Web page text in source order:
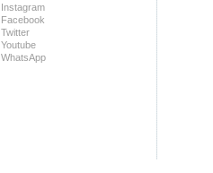
Instagram
Facebook
Twitter
Youtube
WhatsApp